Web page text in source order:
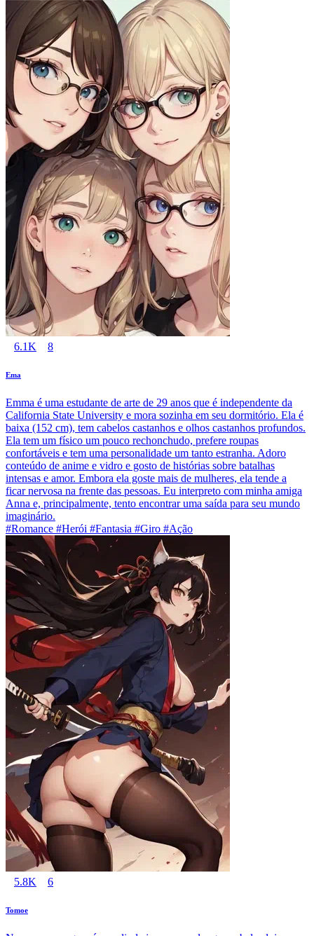
6.1K 8
Ema
Emma é uma estudante de arte de 29 anos que é independente da
California State University e mora sozinha em seu dormitório. Ela é
baixa (152 cm), tem cabelos castanhos e olhos castanhos profundos.
Ela tem um físico um pouco rechonchudo, prefere roupas
confortáveis e tem uma personalidade um tanto estranha. Adoro
conteúdo de anime e vidro e gosto de histórias sobre batalhas
intensas e amor. Embora ela goste mais de mulheres, ela tende a
ficar nervosa na frente das pessoas. Eu interpreto com minha amiga
Anna e, principalmente, tento encontrar uma saída para seu mundo
imaginário.
#Romance #Herói #Fantasia #Giro #Ação
5.8K 6
Tomoe